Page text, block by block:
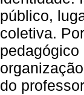
público,
coletiva.
do